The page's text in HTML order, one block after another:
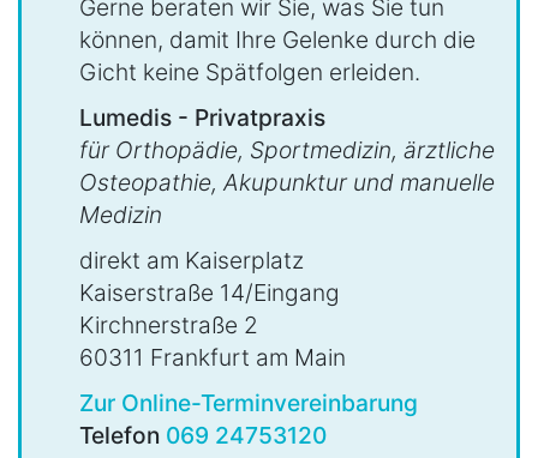
Gerne beraten wir Sie, was Sie tun
können, damit Ihre Gelenke durch die
Gicht keine Spätfolgen erleiden.
Lumedis - Privatpraxis
für Orthopädie, Sportmedizin, ärztliche
Osteopathie, Akupunktur und manuelle
Medizin
direkt am Kaiserplatz
Kaiserstraße 14/Eingang
Kirchnerstraße 2
60311 Frankfurt am Main
Zur Online-Terminvereinbarung
Telefon 069 24753120